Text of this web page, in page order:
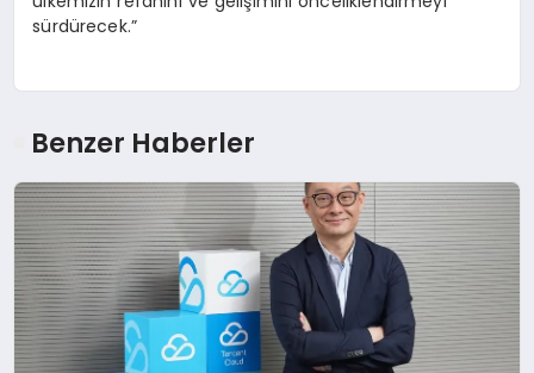
sürdürecek.”
Benzer Haberler